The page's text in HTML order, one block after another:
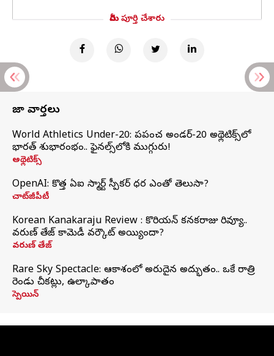
మీరు పూర్తి చేశారు
తాజా వార్తలు
World Athletics Under-20: ప్రపంచ అండర్-20 అథ్లెటిక్స్‌లో
భారత్‌ శుభారంభం.. ఫైనల్స్‌లోకి ముగ్గురు!
అథ్లెటిక్స్
OpenAI: కొత్త ఏఐ స్మార్ట్ స్పీకర్ ధర ఎంతో తెలుసా?
చాట్‌జీపీటీ
Korean Kanakaraju Review : కొరియన్ కనకరాజు రివ్యూ..
వరుణ్ తేజ్ కామెడీ వర్కౌట్ అయ్యిందా?
వరుణ్ తేజ్
Rare Sky Spectacle: ఆకాశంలో అరుదైన అద్భుతం.. ఒకే రాత్రి
రెండు చీకట్లు, ఉల్కాపాతం
స్పెయిన్